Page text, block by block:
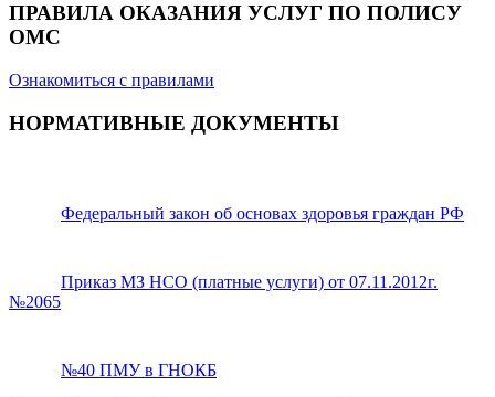
ПРАВИЛА ОКАЗАНИЯ УСЛУГ ПО ПОЛИСУ
ОМС
Ознакомиться с правилами
НОРМАТИВНЫЕ ДОКУМЕНТЫ
Федеральный закон об основах здоровья граждан РФ
Приказ МЗ НСО (платные услуги) от 07.11.2012г.
№2065
№40 ПМУ в ГНОКБ